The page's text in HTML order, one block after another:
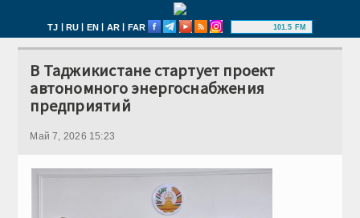
TJ | RU | EN | AR | FAR 101.5 FM
В Таджикистане стартует проект
автономного энергоснабжения
предприятий
Май 7, 2026 15:23